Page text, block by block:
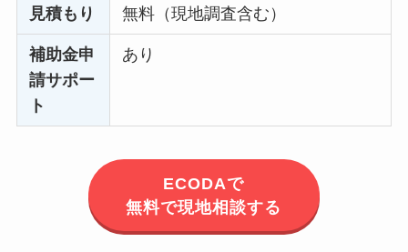
見積もり 無料（現地調査含む）
補助金申
請サポー
ト
あり
ECODAで
無料で現地相談する